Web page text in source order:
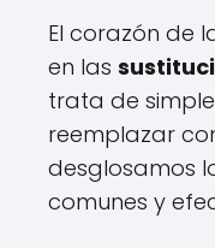
El corazón de
en las
trata de
reemplazar
desglosamos
comunes y